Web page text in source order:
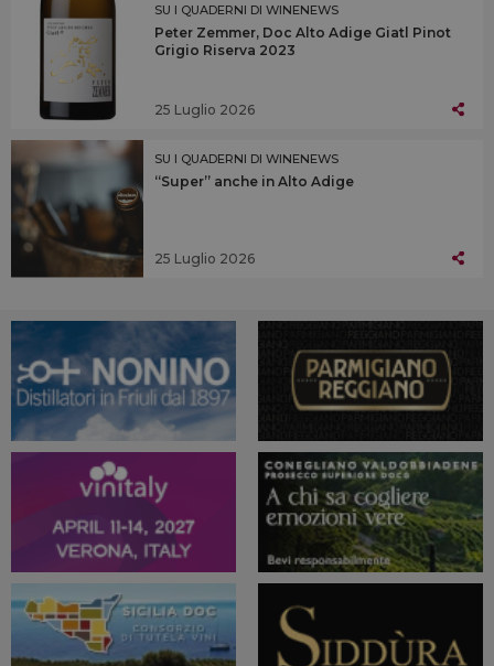
SU I QUADERNI DI WINENEWS
Peter Zemmer, Doc Alto Adige Giatl Pinot
Grigio Riserva 2023
25 Luglio 2026
SU I QUADERNI DI WINENEWS
“Super” anche in Alto Adige
25 Luglio 2026